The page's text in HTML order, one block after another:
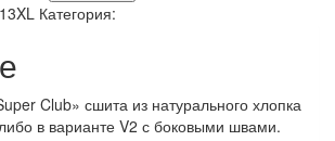
Категория:
Club» сшита из натурального хлопка
в варианте V2 с боковыми швами.